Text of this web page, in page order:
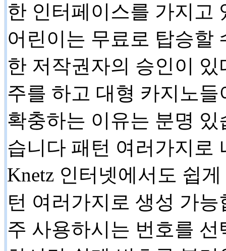
한 인터페이스를 가지고
어린이는 무료로 탑승할
한 저작권자의 승인이
주를 하고 대형 카지노
확충하는 이유는 분명
습니다 패턴 여러가지
Knetz 인터넷에서도 쉽
턴 여러가지로 생성 가
주 사용하시는 번호를